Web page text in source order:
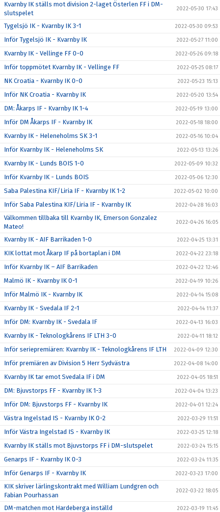
Kvarnby IK ställs mot division 2-laget Österlen FF i DM-
slutspelet
2022-05-30 17:43
Tygelsjö IK - Kvarnby IK 3-1 2022-05-30 09:53
Inför Tygelsjö IK - Kvarnby IK 2022-05-27 11:00
Kvarnby IK - Vellinge FF 0-0 2022-05-26 09:18
Inför toppmötet Kvarnby IK - Vellinge FF 2022-05-25 08:17
NK Croatia - Kvarnby IK 0-0 2022-05-23 15:13
Inför NK Croatia - Kvarnby IK 2022-05-20 13:54
DM: Åkarps IF - Kvarnby IK 1-4 2022-05-19 13:00
Inför DM Åkarps IF - Kvarnby IK 2022-05-18 18:00
Kvarnby IK - Heleneholms SK 3-1 2022-05-16 10:04
Inför Kvarnby IK - Heleneholms SK 2022-05-13 13:26
Kvarnby IK - Lunds BOIS 1-0 2022-05-09 10:32
Inför Kvarnby IK - Lunds BOIS 2022-05-06 12:30
Saba Palestina KIF/Liria IF - Kvarnby IK 1-2 2022-05-02 10:00
Inför Saba Palestina KIF/Liria IF - Kvarnby IK 2022-04-28 16:03
Välkommen tillbaka till Kvarnby IK, Emerson Gonzalez
Mateo!
2022-04-26 16:05
Kvarnby IK - AIF Barrikaden 1-0 2022-04-25 13:31
KIK lottat mot Åkarp IF på bortaplan i DM 2022-04-22 23:18
Inför Kvarnby IK – AIF Barrikaden 2022-04-22 12:46
Malmö IK - Kvarnby IK 0-1 2022-04-19 10:26
Inför Malmö IK - Kvarnby IK 2022-04-14 15:08
Kvarnby IK - Svedala IF 2-1 2022-04-14 11:37
Inför DM: Kvarnby IK - Svedala IF 2022-04-13 16:03
Kvarnby IK - Teknologkårens IF LTH 3-0 2022-04-11 18:12
Inför seriepremiären: Kvarnby IK - Teknologkårens IF LTH 2022-04-09 12:30
Inför premiären av Division 5 Herr Sydvästra 2022-04-08 14:00
Kvarnby IK tar emot Svedala IF i DM 2022-04-05 18:51
DM: Bjuvstorps FF - Kvarnby IK 1-3 2022-04-04 13:23
Inför DM: Bjuvstorps FF - Kvarnby IK 2022-04-01 12:24
Västra Ingelstad IS - Kvarnby IK 0-2 2022-03-29 11:51
Inför Västra Ingelstad IS - Kvarnby IK 2022-03-25 12:18
Kvarnby IK ställs mot Bjuvstorps FF i DM-slutspelet 2022-03-24 15:15
Genarps IF - Kvarnby IK 0-3 2022-03-24 11:35
Inför Genarps IF - Kvarnby IK 2022-03-23 17:00
KIK skriver lärlingskontrakt med William Lundgren och
Fabian Pourhassan
2022-03-22 18:05
DM-matchen mot Hardeberga inställd 2022-03-19 11:45